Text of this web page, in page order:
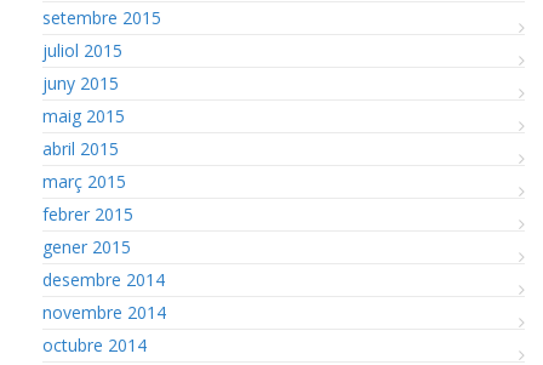
setembre 2015
juliol 2015
juny 2015
maig 2015
abril 2015
març 2015
febrer 2015
gener 2015
desembre 2014
novembre 2014
octubre 2014